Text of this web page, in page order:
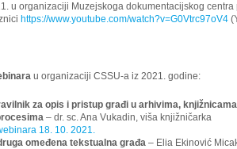
u organizaciji Muzejskoga dokumentacijskog centra
https://www.youtube.com/watch?v=G0Vtrc97oV4
u organizaciji CSSU-a iz 2021. godine:
za opis i pristup građi u arhivima,
– dr. sc. Ana Vukadin, viša knjižničarka
18. 10. 2021.
omeđena tekstualna građa – Elia Ekinović